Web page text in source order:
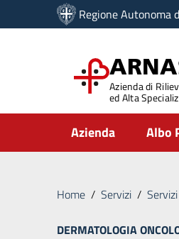
Vai ai contenuti
Vai al menu di navigazione
Regione Autonoma
Azienda di
ed Alta
Submenu
Azienda Albo
Home / Servizi /
DERMATOLOGIA